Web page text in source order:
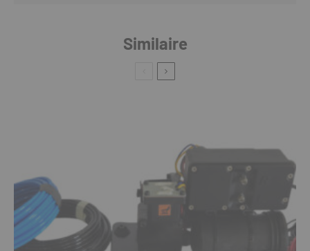
Similaire